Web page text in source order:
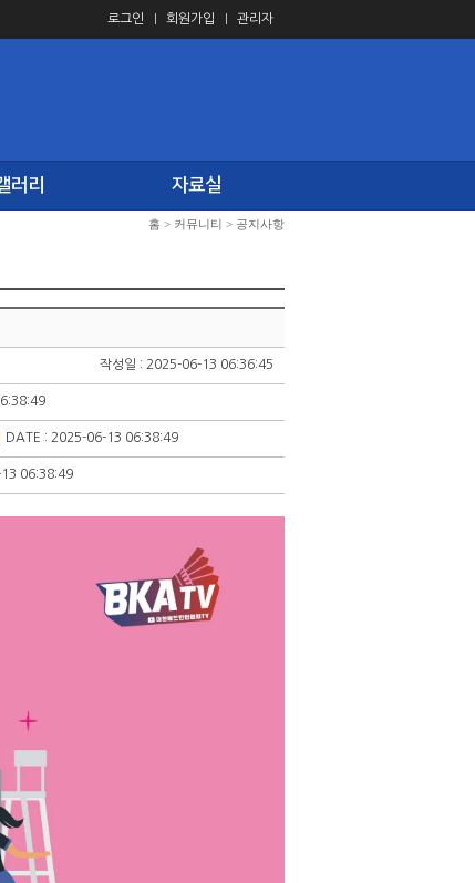
로그인 회원가입 관리자
러리 자료실
홈 > 커뮤니티 > 공지사항
작성일 : 2025-06-13 06:36:45
DATE : 2025-06-13 06:38:49
06:38:49